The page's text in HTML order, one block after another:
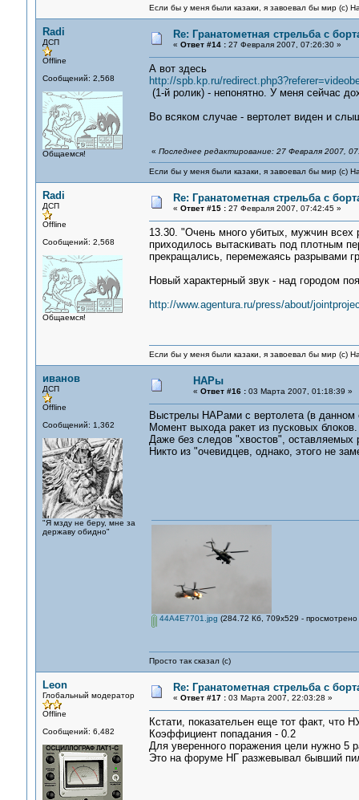
Если бы у меня были казаки, я завоевал бы мир (с)
Radi
ДСП
Offline
Сообщений: 2,568
Общаемся!
Re: Гранатометная стрельба с
« Ответ #14 :27 Февраля 2007, 07:26:30 »
А вот здесь
http://spb.kp.ru/
(1-й ролик) - непонятно. У меня сейчас
Во всяком случае - вертолет виден и
« Последнее редактирование: 27 Февраля 2007,
Если бы у меня были казаки, я завоевал бы мир (с)
Radi
ДСП
Offline
Сообщений: 2,568
Общаемся!
Re: Гранатометная стрельба с
« Ответ #15 :27 Февраля 2007, 07:42:45 »
13.30. "Очень много убитых, мужчин всех
приходилось вытаскивать под плотным
прекращались, перемежаясь разрывами
Новый характерный звук - над городом
http://www.agentura.ru/press/about/
Если бы у меня были казаки, я завоевал бы мир (с)
иванов
ДСП
Offline
Сообщений: 1,362
"Я мзду не беру, мне за
державу обидно"
НАРы
« Ответ #16 :03 Марта 2007, 01:18:39 »
Выстрелы НАРами с вертолета (в данном
Момент выхода ракет из пусковых блоков.
Даже без следов "хвостов", оставляемых
Никто из "очевидцев, однако, этого не
44A4E7701.jpg (284.72 Кб, 709x529 - просмотрено
Просто так сказал (с)
Leon
Глобальный модератор
Offline
Сообщений: 6,482
Re: Гранатометная стрельба с
« Ответ #17 :03 Марта 2007, 22:03:28 »
Кстати, показательен еще тот факт, что
Коэффициент попадания - 0.2
Для уверенного поражения цели нужно 5
Это на форуме НГ разжевывал бывший